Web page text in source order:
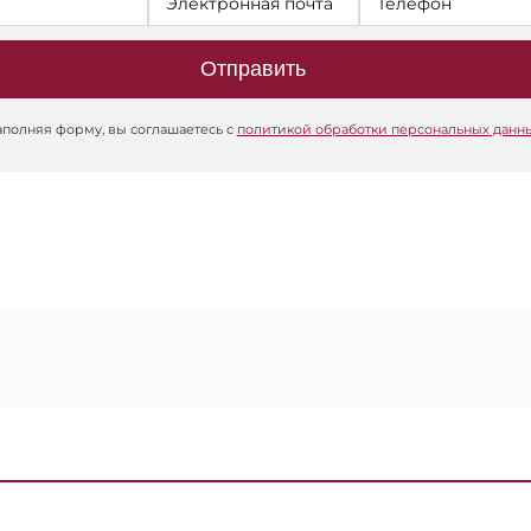
Отправить
форму, вы соглашаетесь с политикой обработки персональных